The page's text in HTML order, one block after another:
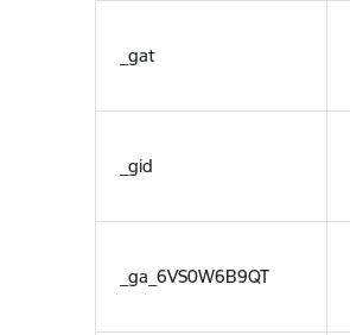
_gat
_gid
_ga_6VS0W6B9QT